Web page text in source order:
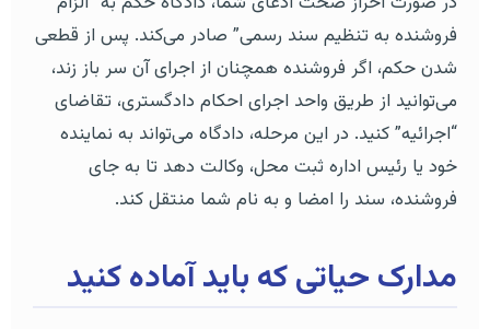
فروشنده به تنظیم سند رسمی” صادر می‌کند. پس از قطعی
شدن حکم، اگر فروشنده همچنان از اجرای آن سر باز زند،
می‌توانید از طریق واحد اجرای احکام دادگستری، تقاضای
“اجرائیه” کنید. در این مرحله، دادگاه می‌تواند به نماینده
خود یا رئیس اداره ثبت محل، وکالت دهد تا به جای
فروشنده، سند را امضا و به نام شما منتقل کند.
مدارک حیاتی که باید آماده کنید